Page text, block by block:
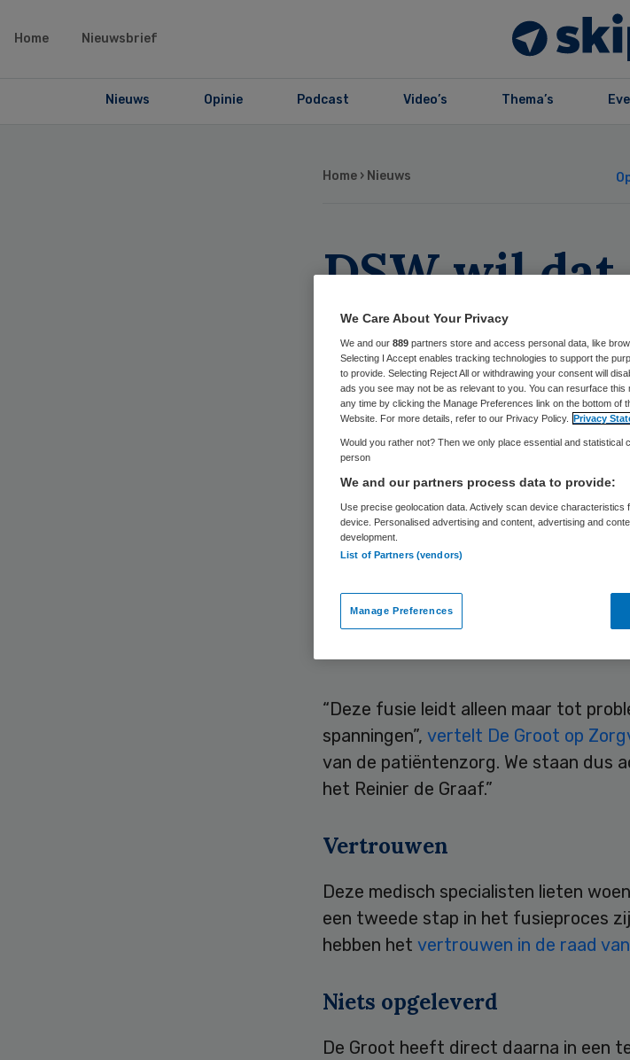
Home Nieuwsbrief
Nieuws Opinie Podcast Video’s Thema’s
Home › Nieuws
DSW wil
de Graaf
Haga en
opheft
Skipr Redactie 29 november 2019
Het Reinier de Graaf Ziekenhuis in
HagaZiekenhuis (Den Haag) en
terugdraaien. Dat zegt directeur Aad
“Deze fusie leidt alleen maar tot
spanningen”, vertelt De Groot op
van de patiëntenzorg. We staan dus
het Reinier de Graaf.”
Vertrouwen
Deze medisch specialisten lieten
een tweede stap in het fusieproces
hebben het vertrouwen in de raad
Niets opgeleverd
De Groot heeft direct daarna in een
We Care About Your Privacy
We and our 889 partners store and access personal data, like
Selecting I Accept enables tracking technologies to support the
to provide. Selecting Reject All or withdrawing your consent will
ads you see may not be as relevant to you. You can resurface
any time by clicking the Manage Preferences link on the bottom of
Website. For more details, refer to our Privacy Policy.
Privacy
Would you rather not? Then we only place essential and
person
We and our partners process data to provide:
Use precise geolocation data. Actively scan device
device. Personalised advertising and content, advertising and
development.
List of Partners (vendors)
Manage Preferences